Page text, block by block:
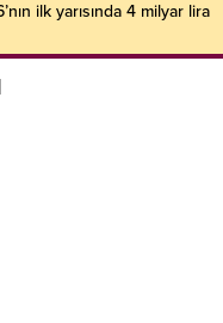
ilk yarısında 4 milyar lira